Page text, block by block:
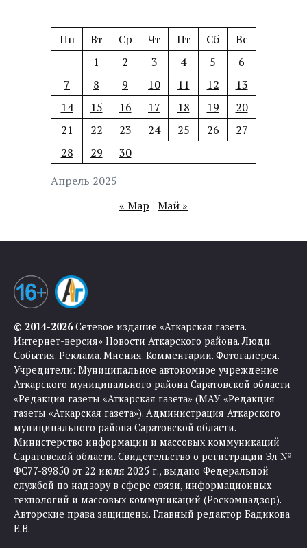
Апрель 2025
Пн Вт Ср Чт Пт Сб
Вс
1
2 3 4 5
6
7
8 9 10 11 12
13
14
15 16 17 18 19
20
21
22 23 24 25 26
27
28
29 30
« Мар Май »
© 2014-2026Сетевое издание «Аткарская газета.
Интернет-версия» Новости Аткарского района. Люди.
События. Реклама. Мнения. Комментарии. Фотогалерея.
Учредители: Муниципальное автономное учреждение
Аткарского муниципального района Саратовской области
«Редакция газеты «Аткарская газета» (МАУ «Редакция
газеты «Аткарская газета»). Администрация Аткарского
муниципального района Саратовской области.
Министерство информации и массовых коммуникаций
Саратовской области. Свидетельство о регистрации Эл №
ФС77-89850 от 22 июля 2025 г., выдано Федеральной
службой по надзору в сфере связи, информационных
технологий и массовых коммуникаций (Роскомнадзор).
Авторские права защищены. Главный редактор Бадикова
Е.В.